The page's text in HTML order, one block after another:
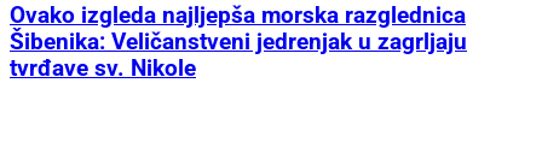
Ovako izgleda najljepša morska razglednica
Šibenika: Veličanstveni jedrenjak u zagrljaju
tvrđave sv. Nikole